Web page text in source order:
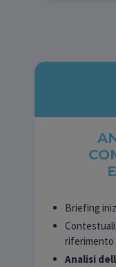
Briefing
riferimento
Analisi